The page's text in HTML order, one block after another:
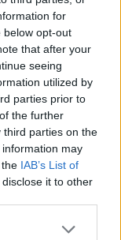
for
below opt-out
that after your
seeing
utilized by
parties prior to
the further
third parties on the
information may
IAB’s List of
it to other
or more Google
címmel egyórás
22-én, a Magyar
Magyar
A
MTI Országos…..
Angliában,